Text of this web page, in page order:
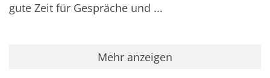
gute Zeit für Gespräche und ...
Mehr anzeigen